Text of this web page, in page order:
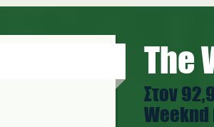
The
Στον
Weeknd